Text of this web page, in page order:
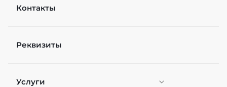
Контакты
Реквизиты
Услуги